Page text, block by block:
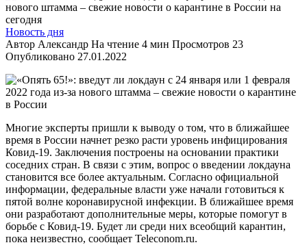
Новость дня
Автор Александр На чтение 4 мин Просмотров 23
Опубликовано 27.01.2022
Многие эксперты пришли к выводу о том, что в ближайшее
время в России начнет резко расти уровень инфицирования
Ковид-19. Заключения построены на основании практики
соседних стран. В связи с этим, вопрос о введении локдауна
становится все более актуальным. Согласно официальной
информации, федеральные власти уже начали готовиться к
пятой волне коронавирусной инфекции. В ближайшее время
они разработают дополнительные меры, которые помогут в
борьбе с Ковид-19. Будет ли среди них всеобщий карантин,
пока неизвестно, сообщает Teleconom.ru.